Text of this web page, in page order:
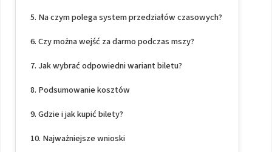
Na czym polega system przedziałów czasowych?
Czy można wejść za darmo podczas mszy?
Jak wybrać odpowiedni wariant biletu?
Podsumowanie kosztów
Gdzie i jak kupić bilety?
Najważniejsze wnioski